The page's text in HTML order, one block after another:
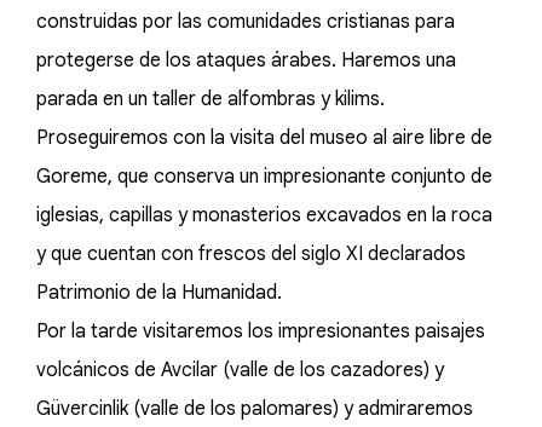
construidas por las comunidades cristianas para
protegerse de los ataques árabes. Haremos una
parada en un taller de alfombras y kilims.
Proseguiremos con la visita del museo al aire libre de
Goreme, que conserva un impresionante conjunto de
iglesias, capillas y monasterios excavados en la roca
y que cuentan con frescos del siglo XI declarados
Patrimonio de la Humanidad.
Por la tarde visitaremos los impresionantes paisajes
volcánicos de Avcilar (valle de los cazadores) y
Güvercinlik (valle de los palomares) y admiraremos